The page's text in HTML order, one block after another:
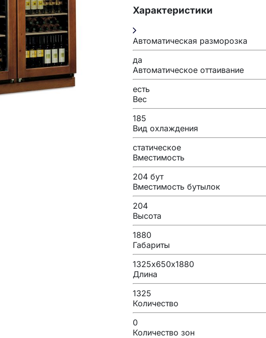
Характеристики
Автоматическая разморозка
да
Автоматическое оттаивание
есть
Вес
185
Вид охлаждения
статическое
Вместимость
204 бут
Вместимость бутылок
204
Высота
1880
Габариты
1325х650х1880
Длина
1325
Количество
0
Количество зон